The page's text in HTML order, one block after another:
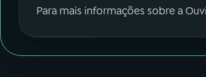
Para mais informações sobre a